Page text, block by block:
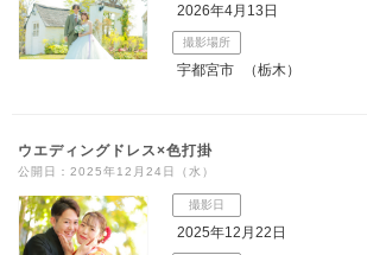
2026年4月13日
撮影場所
宇都宮市 （栃木）
ウエディングドレス×色打掛
公開日：2025年12月24日（水）
撮影日
2025年12月22日